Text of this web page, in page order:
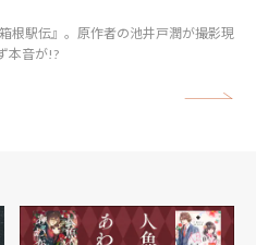
根駅伝』。原作者の池井戸潤が撮影現
本音が!?